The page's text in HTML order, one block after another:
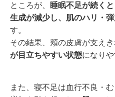
ところが、
睡眠不足が続く
生成が減少し、肌のハリ・
す。
その結果、頬の皮膚が支えき
が目立ちやすい状態になりや
また、寝不足は血行不良・